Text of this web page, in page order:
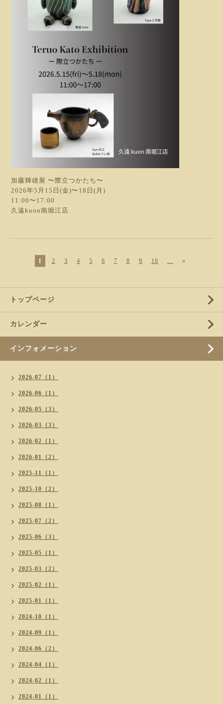
加藤輝雄展 〜際立つかたち〜
2026年5月15日(金)〜18日(月)
11:00〜17:00
久遠kuon南堀江店
1 2 3 4 5 6 7 8 9 10 ... »
トップページ
カレンダー
インフォメーション
2026-07（1）
2026-06（1）
2026-05（3）
2026-03（3）
2026-02（1）
2026-01（2）
2025-11（1）
2025-10（2）
2025-08（1）
2025-07（2）
2025-06（3）
2025-05（1）
2025-03（2）
2025-02（1）
2025-01（1）
2024-10（1）
2024-09（1）
2024-06（2）
2024-04（1）
2024-02（1）
2024-01（1）